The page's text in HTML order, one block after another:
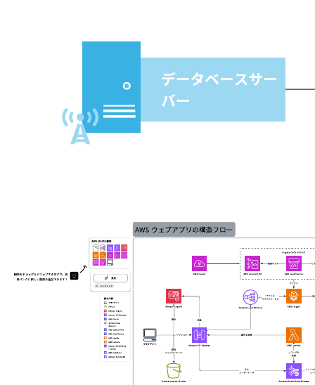
関連テンプレート